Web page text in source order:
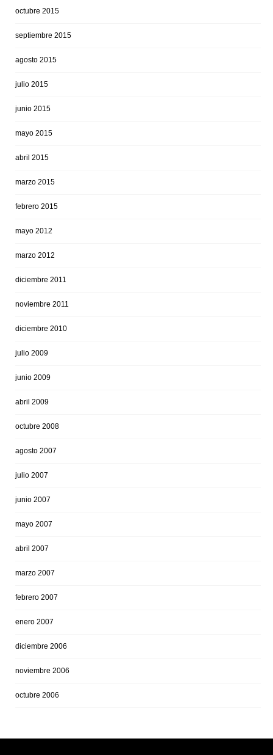
octubre 2015
septiembre 2015
agosto 2015
julio 2015
junio 2015
mayo 2015
abril 2015
marzo 2015
febrero 2015
mayo 2012
marzo 2012
diciembre 2011
noviembre 2011
diciembre 2010
julio 2009
junio 2009
abril 2009
octubre 2008
agosto 2007
julio 2007
junio 2007
mayo 2007
abril 2007
marzo 2007
febrero 2007
enero 2007
diciembre 2006
noviembre 2006
octubre 2006